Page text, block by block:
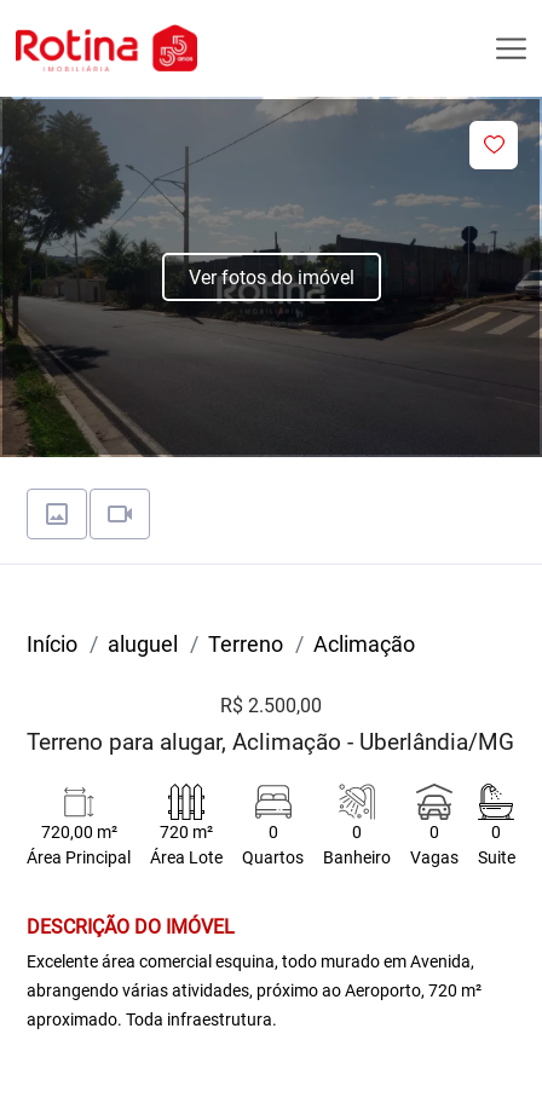
Ver fotos do imóvel
Início aluguel Terreno Aclimação
R$ 2.500,00
Terreno para alugar, Aclimação - Uberlândia/MG
720,00 m²
Área Principal
720 m²
Área Lote
0
Quartos
0
Banheiro
0
Vagas
0
Suite
DESCRIÇÃO DO IMÓVEL
Excelente área comercial esquina, todo murado em Avenida,
abrangendo várias atividades, próximo ao Aeroporto, 720 m²
aproximado. Toda infraestrutura.